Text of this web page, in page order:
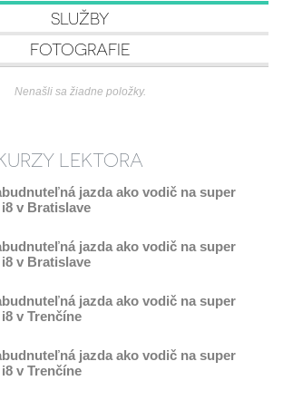
SLUŽBY
FOTOGRAFIE
Nenašli sa žiadne položky.
LEKTORA
jazda ako vodič na super
v Bratislave
jazda ako vodič na super
v Bratislave
jazda ako vodič na super
v Trenčíne
jazda ako vodič na super
v Trenčíne